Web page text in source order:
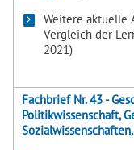
Weitere aktuelle
Vergleich der
2021)
Fachbrief Nr. 43 -
Politikwissenschaft,